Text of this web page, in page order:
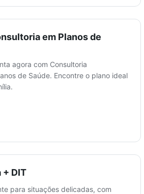
em Planos de
agora com Consultoria
de Saúde. Encontre o plano ideal
+ DIT
para situações delicadas, com